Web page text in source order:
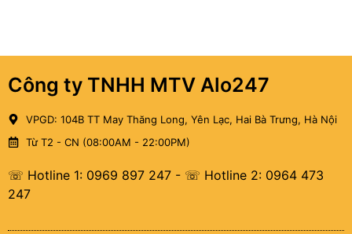
Công ty TNHH MTV Alo247
VPGD: 104B TT May Thăng Long, Yên Lạc, Hai Bà Trưng, Hà Nội
Từ T2 - CN (08:00AM - 22:00PM)
☏ Hotline 1: 0969 897 247 - ☏ Hotline 2: 0964 473
247